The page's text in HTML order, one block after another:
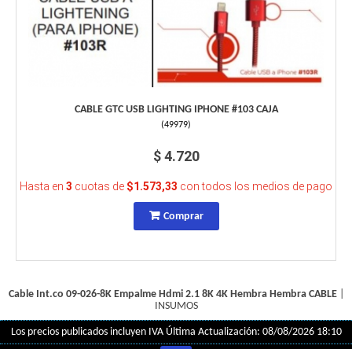
CABLE GTC USB LIGHTING IPHONE #103 CAJA
(49979)
$ 4.720
Hasta en 3 cuotas de $1.573,33 con todos los medios de pago
Comprar
Cable Int.co 09-026-8K Empalme Hdmi 2.1 8K 4K Hembra Hembra CABLE|
INSUMOS
Los precios publicados incluyen IVA Última Actualización: 08/08/2026 18:10